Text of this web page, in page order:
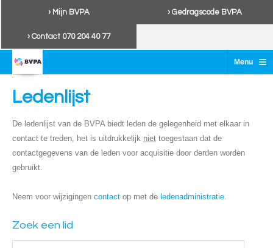
› Mijn BVPA › Gedragscode BVPA
› Contact 070 204 40 77
Menu ≡
Ledenlijst
De ledenlijst van de BVPA biedt leden de gelegenheid met elkaar in
contact te treden, het is uitdrukkelijk niet toegestaan dat de
contactgegevens van de leden voor acquisitie door derden worden
gebruikt.
Neem voor wijzigingen contact op met de ledenadministratie.
Zoek een lid